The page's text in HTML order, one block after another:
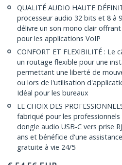
QUALITÉ AUDIO HAUTE
processeur audio 32 bits et 8 à
délivre un son mono clair
pour les applications VoIP
CONFORT ET FLEXIBILITÉ :
un routage flexible pour une
permettant une liberté de
ou lors de l'utilisation
Idéal pour les bureaux
LE CHOIX DES
fabriqué pour les
dongle audio USB-C vers prise
ans et bénéficie d'une
gratuite à vie 24/5